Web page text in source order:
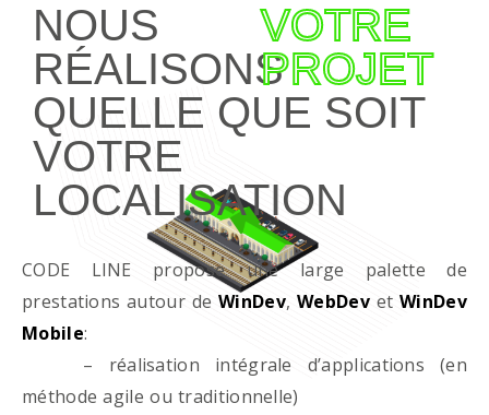
NOUS
RÉALISONS
VOTRE
PROJET
QUELLE QUE SOIT
VOTRE
LOCALISATION
CODE LINE propose une large palette de
prestations autour deWinDev,WebDevet WinDev
Mobile:
– réalisation intégrale d’applications (en
méthode agile ou traditionnelle)